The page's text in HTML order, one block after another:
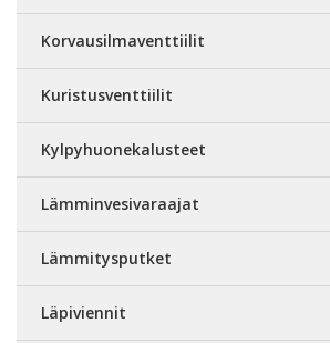
Korvausilmaventtiilit
Kuristusventtiilit
Kylpyhuonekalusteet
Lämminvesivaraajat
Lämmitysputket
Läpiviennit